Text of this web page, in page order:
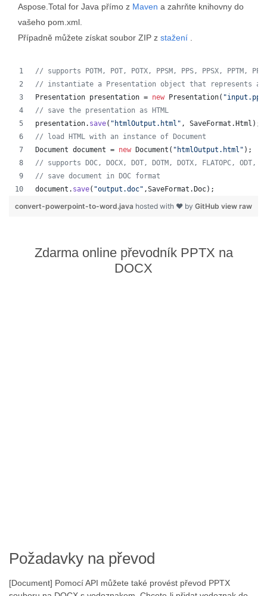
Aspose.Total for Java přímo z Maven a zahrňte knihovny do
vašeho pom.xml.
Případně můžete získat soubor ZIP z stažení
// supports POTM, POT, POTX, PPSM, PPS, PPSX, PPTM,
// instantiate a Presentation object that represents a
Presentation presentation = new Presentation(
// save the presentation as HTML
presentation. save( "htmlOutput.html" , SaveFormat . Html );
// load HTML with an instance of Document
Document document = new Document ( "htmlOutput.html" );
// supports DOC, DOCX, DOT, DOTM, DOTX, FLATOPC,
// save document in DOC format
document . save( "output.doc" ,SaveFormat . Doc);
view raw
convert-powerpoint-to-word.java hosted with ❤ by GitHub
Zdarma online převodník PPTX na
DOCX
Požadavky na převod
[Document] Pomocí API můžete také provést převod PPTX